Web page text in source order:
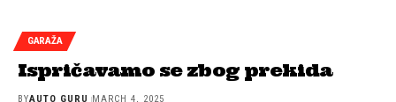
GARAŽA
Ispričavamo se zbog prekida
BYAUTO GURU MARCH 4, 2025